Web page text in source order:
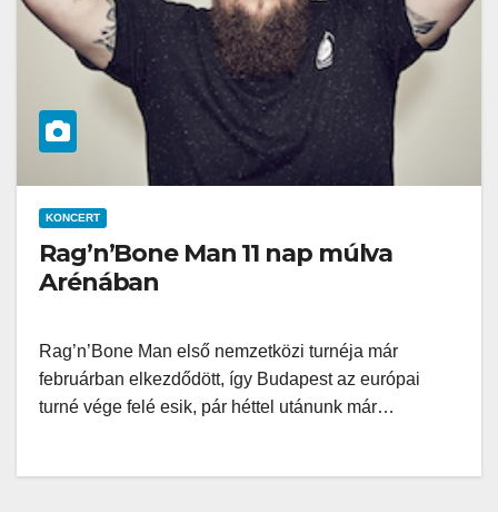
KONCERT
Rag’n’Bone Man 11 nap múlva
Arénában
Rag’n’Bone Man első nemzetközi turnéja már
februárban elkezdődött, így Budapest az európai
turné vége felé esik, pár héttel utánunk már…